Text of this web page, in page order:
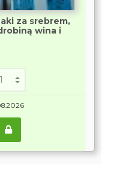
za srebrem,
wina i